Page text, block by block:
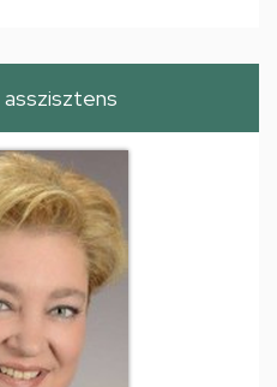
asszisztens